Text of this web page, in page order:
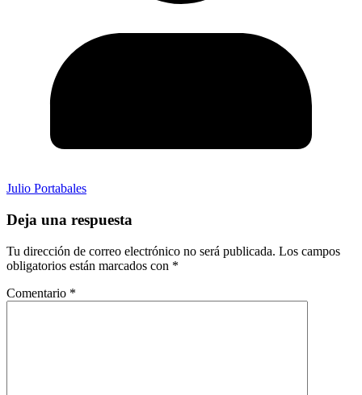
Julio Portabales
Deja una respuesta
Tu dirección de correo electrónico no será publicada. Los campos
obligatorios están marcados con *
Comentario *